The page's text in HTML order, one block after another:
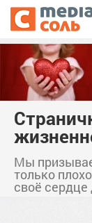
Мы
только
своё сердце